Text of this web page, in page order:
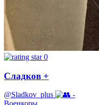
0
Сладков +
@Sladkov_plus
-